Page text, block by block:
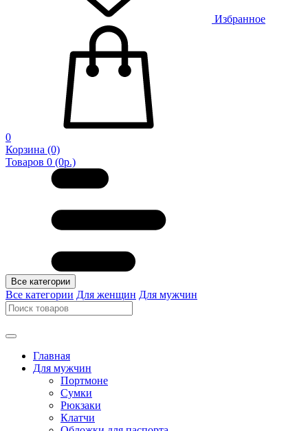
Избранное
0
Корзина (0)
Товаров 0 (0р.)
Все категории
Все категории Для женщин Для мужчин
Главная
Для мужчин
Портмоне
Сумки
Рюкзаки
Клатчи